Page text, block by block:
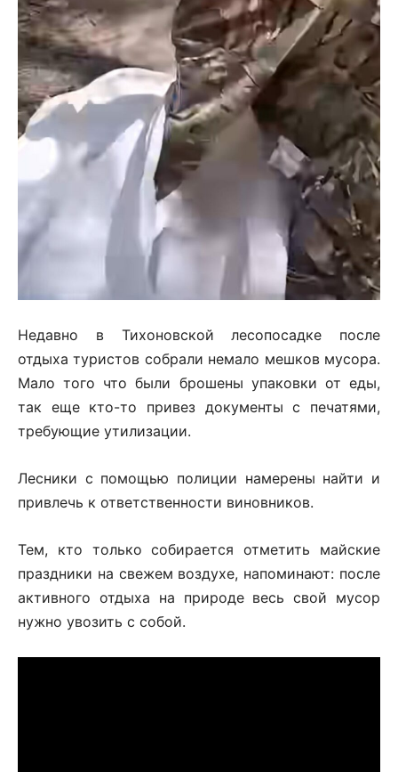
Недавно в Тихоновской лесопосадке после
отдыха туристов собрали немало мешков мусора.
Мало того что были брошены упаковки от еды,
так еще кто-то привез документы с печатями,
требующие утилизации.
Лесники с помощью полиции намерены найти и
привлечь к ответственности виновников.
Тем, кто только собирается отметить майские
праздники на свежем воздухе, напоминают: после
активного отдыха на природе весь свой мусор
нужно увозить с собой.